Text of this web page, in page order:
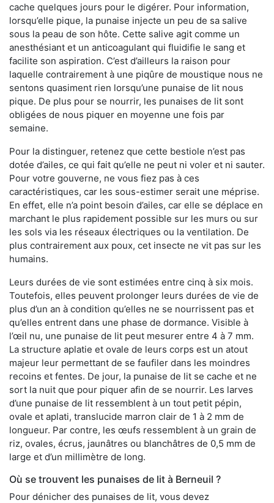
cache quelques jours pour le digérer. Pour information,
lorsqu’elle pique, la punaise injecte un peu de sa salive
sous la peau de son hôte. Cette salive agit comme un
anesthésiant et un anticoagulant qui fluidifie le sang et
facilite son aspiration. C’est d’ailleurs la raison pour
laquelle contrairement à une piqûre de moustique nous ne
sentons quasiment rien lorsqu’une punaise de lit nous
pique. De plus pour se nourrir, les punaises de lit sont
obligées de nous piquer en moyenne une fois par
semaine.
Pour la distinguer, retenez que cette bestiole n’est pas
dotée d’ailes, ce qui fait qu’elle ne peut ni voler et ni sauter.
Pour votre gouverne, ne vous fiez pas à ces
caractéristiques, car les sous-estimer serait une méprise.
En effet, elle n’a point besoin d’ailes, car elle se déplace en
marchant le plus rapidement possible sur les murs ou sur
les sols via les réseaux électriques ou la ventilation. De
plus contrairement aux poux, cet insecte ne vit pas sur les
humains.
Leurs durées de vie sont estimées entre cinq à six mois.
Toutefois, elles peuvent prolonger leurs durées de vie de
plus d’un an à condition qu’elles ne se nourrissent pas et
qu’elles entrent dans une phase de dormance. Visible à
l’œil nu, une punaise de lit peut mesurer entre 4 à 7 mm.
La structure aplatie et ovale de leurs corps est un atout
majeur leur permettant de se faufiler dans les moindres
recoins et fentes. De jour, la punaise de lit se cache et ne
sort la nuit que pour piquer afin de se nourrir. Les larves
d’une punaise de lit ressemblent à un tout petit pépin,
ovale et aplati, translucide marron clair de 1 à 2 mm de
longueur. Par contre, les œufs ressemblent à un grain de
riz, ovales, écrus, jaunâtres ou blanchâtres de 0,5 mm de
large et d’un millimètre de long.
Où se trouvent les punaises de lit à Berneuil ?
Pour dénicher des punaises de lit, vous devez